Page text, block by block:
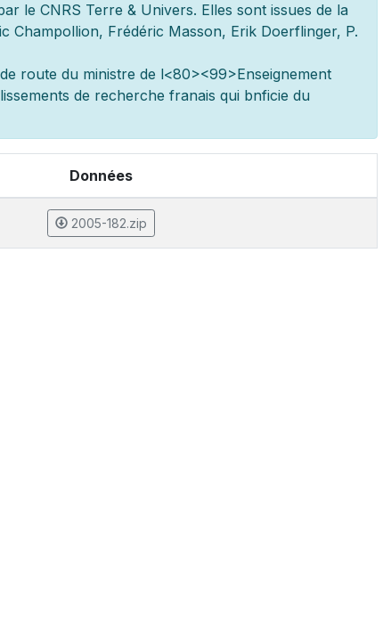
le CNRS Terre & Univers. Elles sont issues de la
Champollion, Frédéric Masson, Erik Doerflinger, P.
route du ministre de l<80><99>Enseignement
de recherche franais qui bnficie du
Données
2005-182.zip